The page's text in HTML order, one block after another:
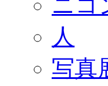
人
写真